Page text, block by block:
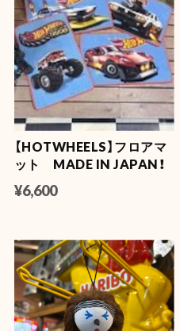
【HOTWHEELS】フロアマ
ット MADE IN JAPAN！
¥6,600